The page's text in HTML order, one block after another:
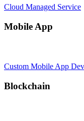
Cloud Managed Service
Mobile App
Custom Mobile App
Blockchain